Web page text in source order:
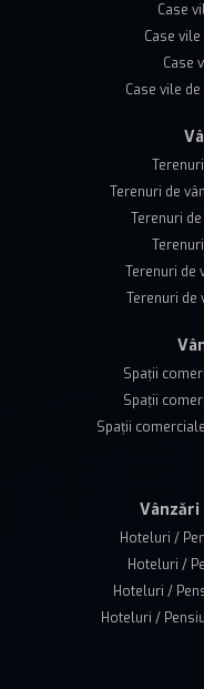
Case
Case
Case
Case vile
Terenuri de
Terenuri
Terenuri de
Terenuri de
Spații
Spații
Spații
Hoteluri /
Hoteluri /
Hoteluri /
Hoteluri /